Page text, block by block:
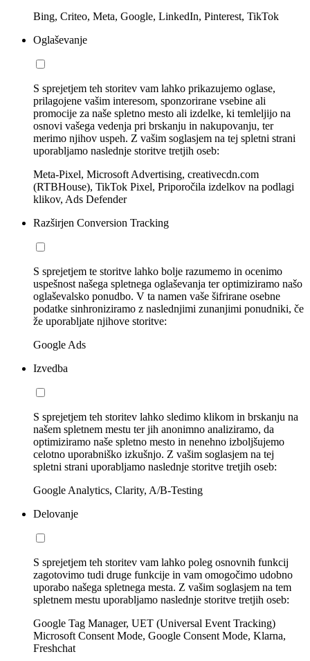
Bing, Criteo, Meta, Google, LinkedIn, Pinterest, TikTok
Oglaševanje
S sprejetjem teh storitev vam lahko prikazujemo oglase,
prilagojene vašim interesom, sponzorirane vsebine ali
promocije za naše spletno mesto ali izdelke, ki temleljijo na
osnovi vašega vedenja pri brskanju in nakupovanju, ter
merimo njihov uspeh. Z vašim soglasjem na tej spletni strani
uporabljamo naslednje storitve tretjih oseb:
Meta-Pixel, Microsoft Advertising, creativecdn.com
(RTBHouse), TikTok Pixel, Priporočila izdelkov na podlagi
klikov, Ads Defender
Razširjen Conversion Tracking
S sprejetjem te storitve lahko bolje razumemo in ocenimo
uspešnost našega spletnega oglaševanja ter optimiziramo našo
oglaševalsko ponudbo. V ta namen vaše šifrirane osebne
podatke sinhroniziramo z naslednjimi zunanjimi ponudniki, če
že uporabljate njihove storitve:
Google Ads
Izvedba
S sprejetjem teh storitev lahko sledimo klikom in brskanju na
našem spletnem mestu ter jih anonimno analiziramo, da
optimiziramo naše spletno mesto in nenehno izboljšujemo
celotno uporabniško izkušnjo. Z vašim soglasjem na tej
spletni strani uporabljamo naslednje storitve tretjih oseb:
Google Analytics, Clarity, A/B-Testing
Delovanje
S sprejetjem teh storitev vam lahko poleg osnovnih funkcij
zagotovimo tudi druge funkcije in vam omogočimo udobno
uporabo našega spletnega mesta. Z vašim soglasjem na tem
spletnem mestu uporabljamo naslednje storitve tretjih oseb:
Google Tag Manager, UET (Universal Event Tracking)
Microsoft Consent Mode, Google Consent Mode, Klarna,
Freshchat